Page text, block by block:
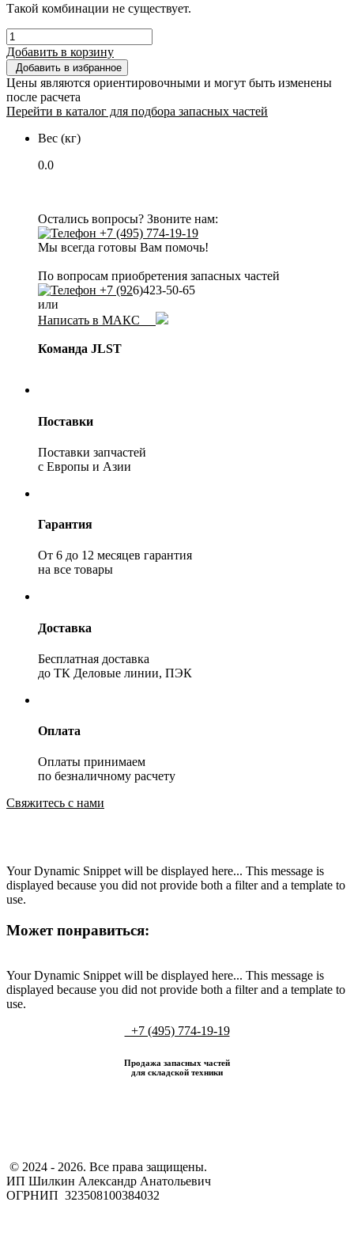
Такой комбинации не существует.
Добавить в корзину
Добавить в избранное
Цены являются ориентировочными и могут быть изменены
после расчета
Перейти в каталог для подбора запасных частей
Вес (кг)
0.0
Остались вопросы? Звоните нам:
+7 (495) 774-19-19
Мы всегда готовы Вам помочь!
По вопросам приобретения запасных частей
+7 (926)423-50-65
или
Написать в МАКС
Команда JLST
Поставки
Поставки запчастей
с Европы и Азии
Гарантия
От 6 до 12 месяцев гарантия
на все товары
Доставка
Бесплатная доставка
до ТК Деловые линии, ПЭК
Оплата
Оплаты принимаем
по безналичному расчету
Свяжитесь с нами
Your Dynamic Snippet will be displayed here... This message is
displayed because you did not provide both a filter and a template to
use.
Может понравиться:
Your Dynamic Snippet will be displayed here... This message is
displayed because you did not provide both a filter and a template to
use.
+7 (495) 774-19-19
Продажа запасных частей
для складской техники
​ © 2024 - 2026. Все права защищены.
ИП Шилкин Александр Анатольевич
ОГРНИП 323508100384032